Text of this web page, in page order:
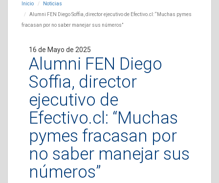
Inicio
Noticias
Alumni FEN Diego Soffia, director ejecutivo de Efectivo.cl: “Muchas pymes
fracasan por no saber manejar sus números”
16 de Mayo de 2025
Alumni FEN Diego
Soffia, director
ejecutivo de
Efectivo.cl: “Muchas
pymes fracasan por
no saber manejar sus
números”